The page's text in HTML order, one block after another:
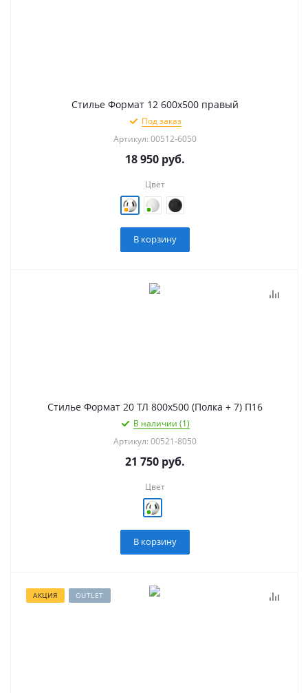
Стилье Формат 12 600х500 правый
Под заказ
Артикул: 00512-6050
18 950руб.
Цвет
В корзину
Стилье Формат 20 ТЛ 800х500 (Полка + 7) П16
В наличии (1)
Артикул: 00521-8050
21 750руб.
Цвет
В корзину
АКЦИЯ OUTLET